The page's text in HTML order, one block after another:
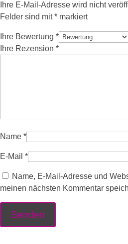
Ihre E-Mail-Adresse wird nicht
Felder sind mit* markiert
Ihre Bewertung *
Ihre Rezension *
Name *
E-Mail *
Name, E-Mail-Adresse und
meinen nächsten Kommentar